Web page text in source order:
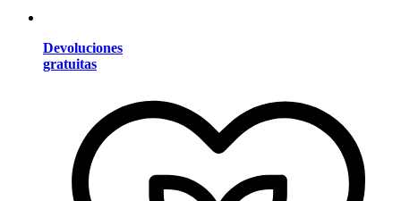
Devoluciones
gratuitas